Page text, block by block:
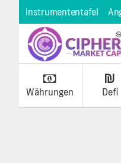
Instrumententafel
Währungen Defi